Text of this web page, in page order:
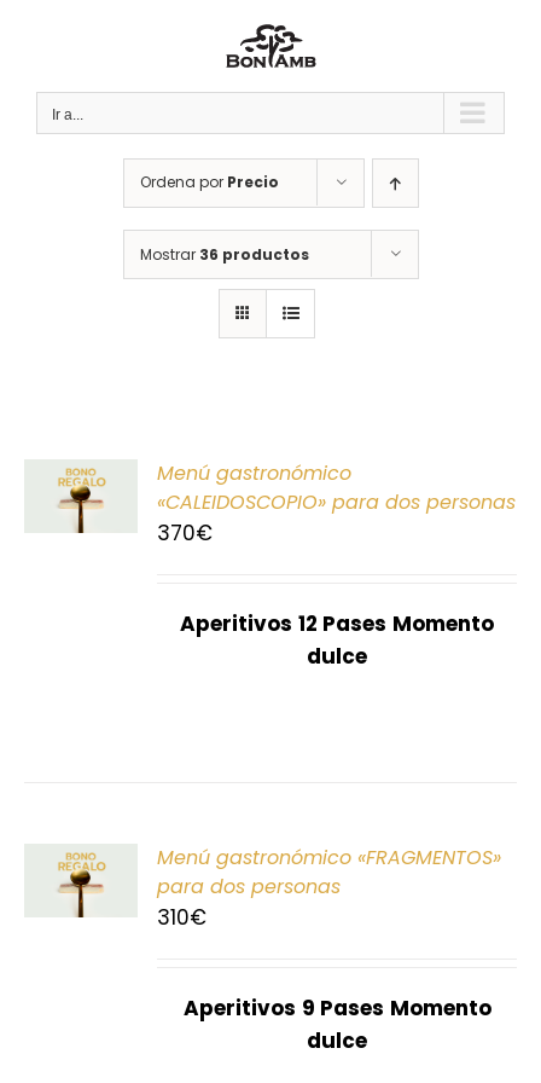
Ir a...
Ordena por Precio
Mostrar 36 productos
Menú gastronómico
«CALEIDOSCOPIO» para dos personas
370€
Aperitivos 12 Pases Momento
dulce
Menú gastronómico «FRAGMENTOS»
para dos personas
310€
Aperitivos 9 Pases Momento
dulce